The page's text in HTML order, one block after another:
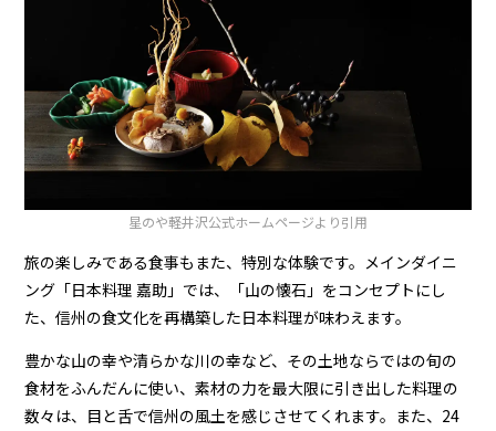
星のや軽井沢公式ホームページより引用
旅の楽しみである食事もまた、特別な体験です。メインダイニ
ング「日本料理 嘉助」では、「山の懐石」をコンセプトにし
た、信州の食文化を再構築した日本料理が味わえます。
豊かな山の幸や清らかな川の幸など、その土地ならではの旬の
食材をふんだんに使い、素材の力を最大限に引き出した料理の
数々は、目と舌で信州の風土を感じさせてくれます。また、24